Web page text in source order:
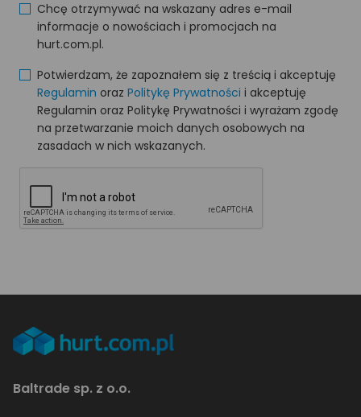
Chcę otrzymywać na wskazany adres e-mail
informacje o nowościach i promocjach na
hurt.com.pl.
Potwierdzam, że zapoznałem się z treścią i akceptuję
Regulamin oraz Politykę Prywatności i akceptuję
Regulamin oraz Politykę Prywatności i wyrażam zgodę
na przetwarzanie moich danych osobowych na
zasadach w nich wskazanych.
Baltrade sp. z o.o.